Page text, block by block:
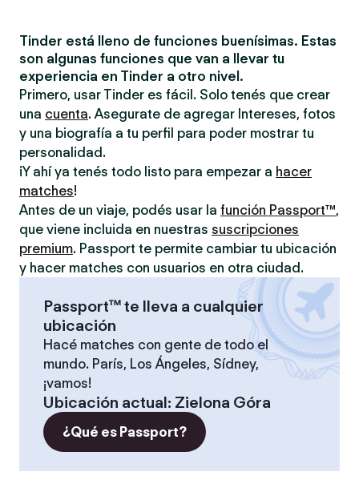
Tinder está lleno de funciones buenísimas. Estas
son algunas funciones que van a llevar tu
experiencia en Tinder a otro nivel.
Primero, usar Tinder es fácil. Solo tenés que crear
una cuenta. Asegurate de agregar Intereses, fotos
y una biografía a tu perfil para poder mostrar tu
personalidad.
¡Y ahí ya tenés todo listo para empezar a hacer
matches!
Antes de un viaje, podés usar la función Passport™,
que viene incluida en nuestras suscripciones
premium. Passport te permite cambiar tu ubicación
y hacer matches con usuarios en otra ciudad.
Passport™ te lleva a cualquier
ubicación
Hacé matches con gente de todo el
mundo. París, Los Ángeles, Sídney,
¡vamos!
Ubicación actual: Zielona Góra
¿Qué es Passport?